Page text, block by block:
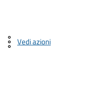
Vedi azioni